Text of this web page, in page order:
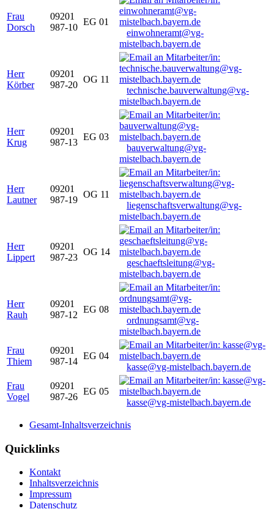
Frau
Dorsch
09201
987-10
EG 01
einwohneramt@vg-
mistelbach.bayern.de
Herr
Körber
09201
987-20
OG 11
technische.bauverwaltung@vg-
mistelbach.bayern.de
Herr
Krug
09201
987-13
EG 03
bauverwaltung@vg-
mistelbach.bayern.de
Herr
Lautner
09201
987-19
OG 11
liegenschaftsverwaltung@vg-
mistelbach.bayern.de
Herr
Lippert
09201
987-23
OG 14
geschaeftsleitung@vg-
mistelbach.bayern.de
Herr
Rauh
09201
987-12
EG 08
ordnungsamt@vg-
mistelbach.bayern.de
Frau
Thiem
09201
987-14
EG 04
kasse@vg-mistelbach.bayern.de
Frau
Vogel
09201
987-26
EG 05
kasse@vg-mistelbach.bayern.de
Gesamt-Inhaltsverzeichnis
Quicklinks
Kontakt
Inhaltsverzeichnis
Impressum
Datenschutz